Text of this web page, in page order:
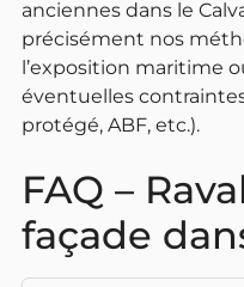
anciennes dans le
précisément nos
l’exposition maritime
éventuelles
protégé, ABF, etc.).
FAQ –
façade